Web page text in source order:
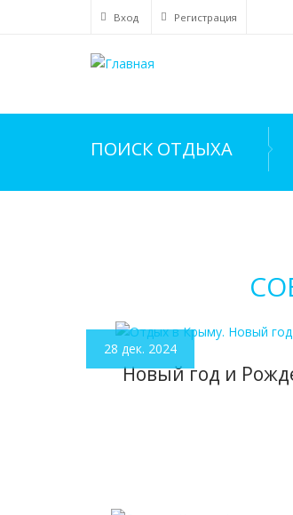
Вход Регистрация
ПОИСК ОТДЫХА
Новый год и
28 дек. 2024